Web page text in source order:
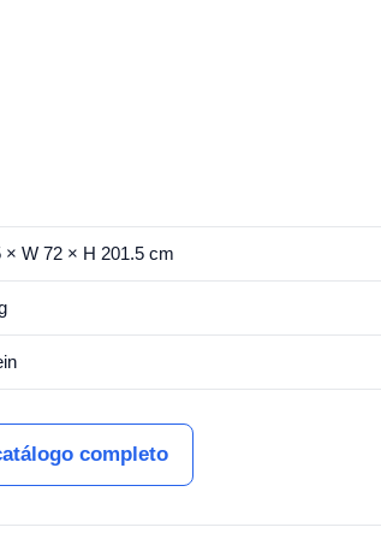
× W 72 × H 201.5 cm
completo